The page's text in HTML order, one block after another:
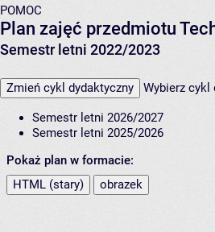
POMOC
Plan zajęć przedmiotu
Semestr letni 2022/2023
Zmień cykl dydaktyczny Wybierz cykl
Semestr letni 2026/2027
Semestr letni 2025/2026
Pokaż plan w formacie:
HTML (stary)
obrazek